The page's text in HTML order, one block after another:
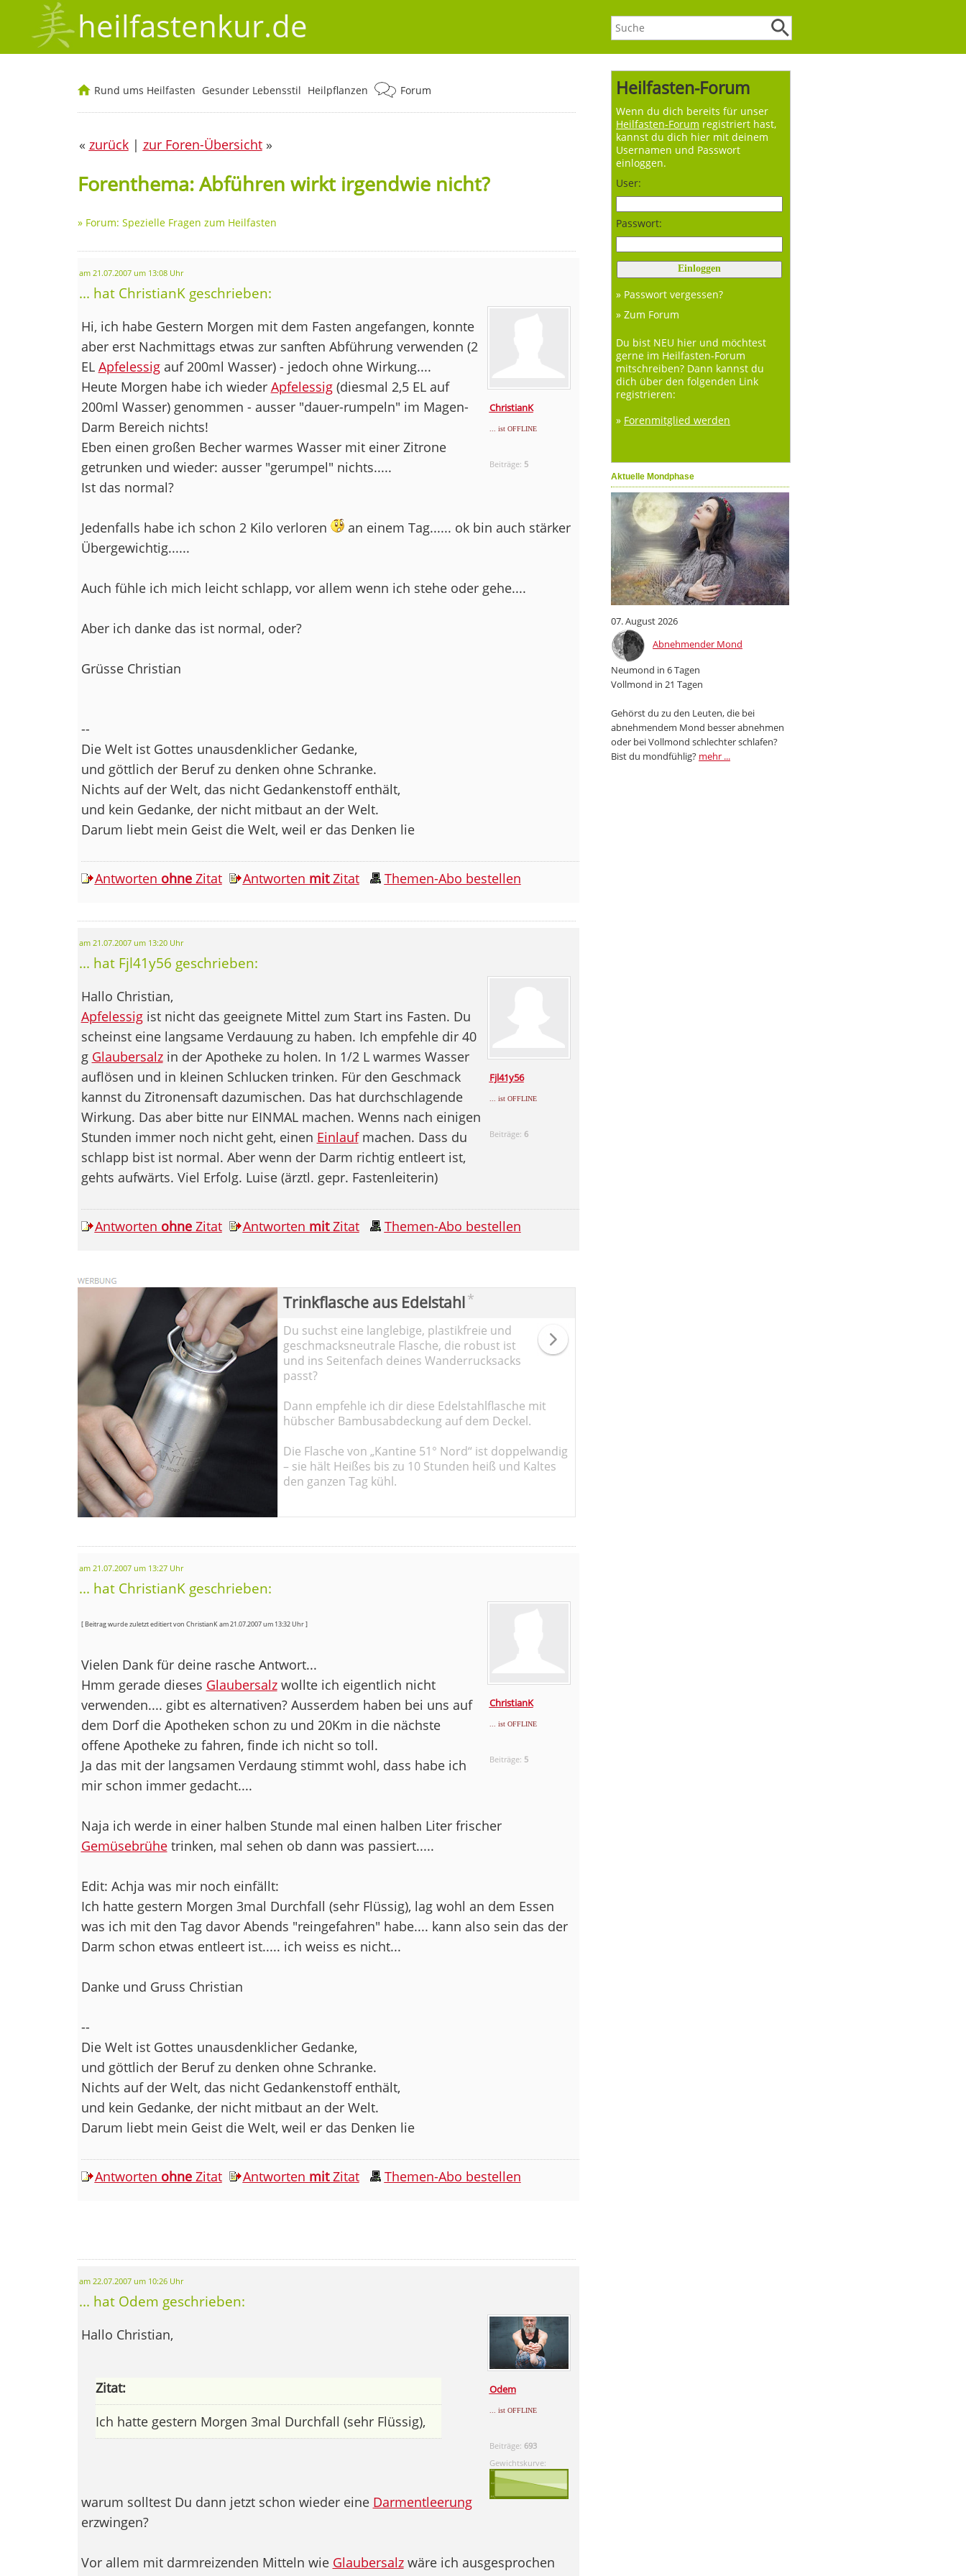
heilfastenkur.de
Heilfasten-Forum
Wenn du dich bereits für unser
Heilfasten-Forum registriert hast,
kannst du dich hier mit deinem
Usernamen und Passwort
einloggen.
User:
Passwort:
» Passwort vergessen?
» Zum Forum
Du bist NEU hier und möchtest
gerne im Heilfasten-Forum
mitschreiben? Dann kannst du
dich über den folgenden Link
registrieren:
» Forenmitglied werden
Aktuelle Mondphase
07. August 2026
Abnehmender Mond
Neumond in 6 Tagen
Vollmond in 21 Tagen
Gehörst du zu den Leuten, die bei
abnehmendem Mond besser abnehmen
oder bei Vollmond schlechter schlafen?
Bist du mondfühlig? mehr ...
Rund ums Heilfasten Gesunder Lebensstil Heilpflanzen Forum
« zurück| zur Foren-Übersicht»
Forenthema: Abführen wirkt irgendwie nicht?
» Forum: Spezielle Fragen zum Heilfasten
am 21.07.2007 um 13:08 Uhr
... hat ChristianK geschrieben:
ChristianK
... ist OFFLINE
Beiträge: 5
Hi, ich habe Gestern Morgen mit dem Fasten angefangen, konnte
aber erst Nachmittags etwas zur sanften Abführung verwenden (2
EL Apfelessigauf 200ml Wasser) - jedoch ohne Wirkung....
Heute Morgen habe ich wieder Apfelessig(diesmal 2,5 EL auf
200ml Wasser) genommen - ausser "dauer-rumpeln" im Magen-
Darm Bereich nichts!
Eben einen großen Becher warmes Wasser mit einer Zitrone
getrunken und wieder: ausser "gerumpel" nichts.....
Ist das normal?
Jedenfalls habe ich schon 2 Kilo verloren
an einem Tag...... ok bin auch stärker
Übergewichtig......
Auch fühle ich mich leicht schlapp, vor allem wenn ich stehe oder gehe....
Aber ich danke das ist normal, oder?
Grüsse Christian
--
Die Welt ist Gottes unausdenklicher Gedanke,
und göttlich der Beruf zu denken ohne Schranke.
Nichts auf der Welt, das nicht Gedankenstoff enthält,
und kein Gedanke, der nicht mitbaut an der Welt.
Darum liebt mein Geist die Welt, weil er das Denken lie
Antworten ohneZitat Antworten mitZitat Themen-Abo bestellen
am 21.07.2007 um 13:20 Uhr
... hat Fjl41y56 geschrieben:
Fjl41y56
... ist OFFLINE
Beiträge: 6
Hallo Christian,
Apfelessigist nicht das geeignete Mittel zum Start ins Fasten. Du
scheinst eine langsame Verdauung zu haben. Ich empfehle dir 40
g Glaubersalzin der Apotheke zu holen. In 1/2 L warmes Wasser
auflösen und in kleinen Schlucken trinken. Für den Geschmack
kannst du Zitronensaft dazumischen. Das hat durchschlagende
Wirkung. Das aber bitte nur EINMAL machen. Wenns nach einigen
Stunden immer noch nicht geht, einen Einlaufmachen. Dass du
schlapp bist ist normal. Aber wenn der Darm richtig entleert ist,
gehts aufwärts. Viel Erfolg. Luise (ärztl. gepr. Fastenleiterin)
Antworten ohneZitat Antworten mitZitat Themen-Abo bestellen
Trinkflasche aus Edelstahl*
Du suchst eine langlebige, plastikfreie und
geschmacksneutrale Flasche, die robust ist
und ins Seitenfach deines Wanderrucksacks
passt?
Dann empfehle ich dir diese Edelstahlflasche mit
hübscher Bambusabdeckung auf dem Deckel.
Die Flasche von „Kantine 51° Nord“ ist doppelwandig
– sie hält Heißes bis zu 10 Stunden heiß und Kaltes
den ganzen Tag kühl.
am 21.07.2007 um 13:27 Uhr
... hat ChristianK geschrieben:
ChristianK
... ist OFFLINE
Beiträge: 5
[ Beitrag wurde zuletzt editiert von ChristianK am 21.07.2007 um 13:32 Uhr ]
Vielen Dank für deine rasche Antwort...
Hmm gerade dieses Glaubersalzwollte ich eigentlich nicht
verwenden.... gibt es alternativen? Ausserdem haben bei uns auf
dem Dorf die Apotheken schon zu und 20Km in die nächste
offene Apotheke zu fahren, finde ich nicht so toll.
Ja das mit der langsamen Verdaung stimmt wohl, dass habe ich
mir schon immer gedacht....
Naja ich werde in einer halben Stunde mal einen halben Liter frischer
Gemüsebrühetrinken, mal sehen ob dann was passiert.....
Edit: Achja was mir noch einfällt:
Ich hatte gestern Morgen 3mal Durchfall (sehr Flüssig), lag wohl an dem Essen
was ich mit den Tag davor Abends "reingefahren" habe.... kann also sein das der
Darm schon etwas entleert ist..... ich weiss es nicht...
Danke und Gruss Christian
--
Die Welt ist Gottes unausdenklicher Gedanke,
und göttlich der Beruf zu denken ohne Schranke.
Nichts auf der Welt, das nicht Gedankenstoff enthält,
und kein Gedanke, der nicht mitbaut an der Welt.
Darum liebt mein Geist die Welt, weil er das Denken lie
Antworten ohneZitat Antworten mitZitat Themen-Abo bestellen
am 22.07.2007 um 10:26 Uhr
... hat Odem geschrieben:
Odem
... ist OFFLINE
Beiträge: 693
Gewichtskurve:
Hallo Christian,
Zitat:
Ich hatte gestern Morgen 3mal Durchfall (sehr Flüssig),
warum solltest Du dann jetzt schon wieder eine Darmentleerung
erzwingen?
Vor allem mit darmreizenden Mitteln wie Glaubersalzwäre ich ausgesprochen